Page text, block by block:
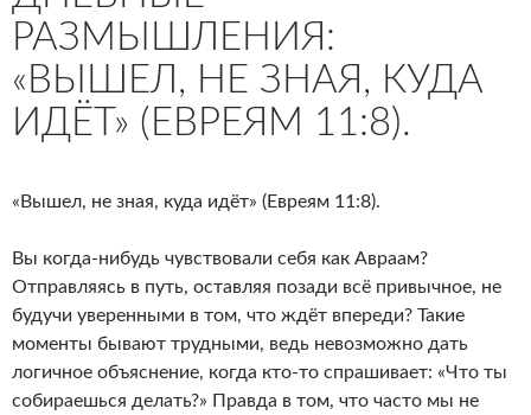
РАЗМЫШЛЕНИЯ:
«ВЫШЕЛ, НЕ ЗНАЯ, КУДА
ИДЁТ» (ЕВРЕЯМ 11:8).
«Вышел, не зная, куда идёт» (Евреям 11:8).
Вы когда-нибудь чувствовали себя как Авраам?
Отправляясь в путь, оставляя позади всё привычное, не
будучи уверенными в том, что ждёт впереди? Такие
моменты бывают трудными, ведь невозможно дать
логичное объяснение, когда кто-то спрашивает: «Что ты
собираешься делать?» Правда в том, что часто мы не